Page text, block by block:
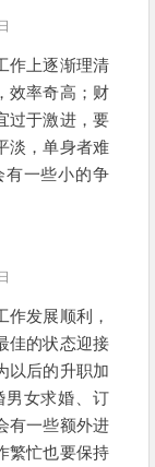
作上逐渐理清
效率奇高；财
过于激进，要
淡，单身者难
有一些小的争
发展顺利，
佳的状态迎接
以后的升职加
男女求婚、订
有一些额外进
繁忙也要保持